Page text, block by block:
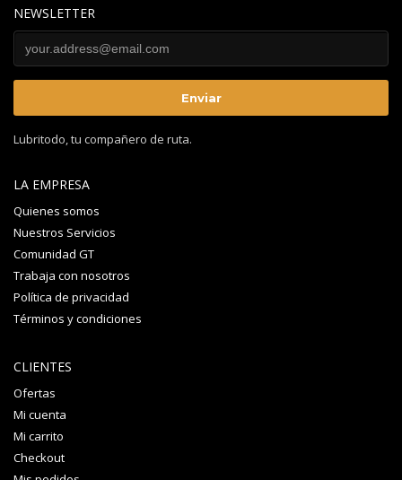
NEWSLETTER
Lubritodo, tu compañero de ruta.
LA EMPRESA
Quienes somos
Nuestros Servicios
Comunidad GT
Trabaja con nosotros
Política de privacidad
Términos y condiciones
CLIENTES
Ofertas
Mi cuenta
Mi carrito
Checkout